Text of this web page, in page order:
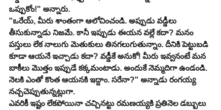
ఒప్పుకోం!" అన్నారు.
"ఒరేయ్, మీరు శాంతంగా ఆలోచించండి. అప్పుడు వడ్డీలు
తీసుకున్నాడు నిజమే. కానీ ఇప్పుడు ఈయన వల్లే కదా? మనం
పస్తులు లేక నాలుగు మెతుకులు తినగలుగుతున్నాం. దీనికి పెట్టుబడి
కూడా ఆయనే ఇచ్చాడు కదా? వడ్డీకే అనుకో! మీరు ఇవ్వనంటే మన
బాకీలు మొత్తం ఇప్పుడే కక్కమంటాడు. అందుకే నెమ్మదిగా ఉండండి.
నెలకి ఎంతో కొంత ఆయనకి ఇద్దాం. సరేనా?" అన్నాడు రంగయ్య
నచ్చచెప్పుతున్నట్లుగా.
ఎవరికీ ఇష్టం లేకపోయినా చచ్చినట్టు రమణయ్యకి ప్రతినెల డబ్బులు